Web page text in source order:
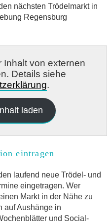
nächsten Trödelmarkt in
Regensburg
Inhalt von externen
Details siehe
.
laden
eintragen
laufend neue Trödel- und
eingetragen. Wer
Markt in der Nähe zu
auf Aushänge in
und Social-